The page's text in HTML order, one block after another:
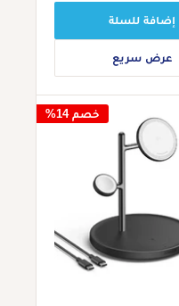
إضافة للسلة
عرض سريع
خصم 14%